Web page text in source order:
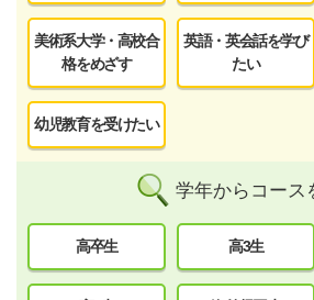
美術系大学・高校合
格をめざす
英語・英会話を学び
たい
幼児教育を受けたい
学年からコース
高卒生 高3生